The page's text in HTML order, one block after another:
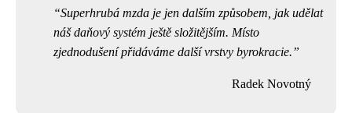
Superhrubá mzda je jen dalším způsobem, jak udělat
náš daňový systém ještě složitějším. Místo
zjednodušení přidáváme další vrstvy byrokracie.
Radek Novotný